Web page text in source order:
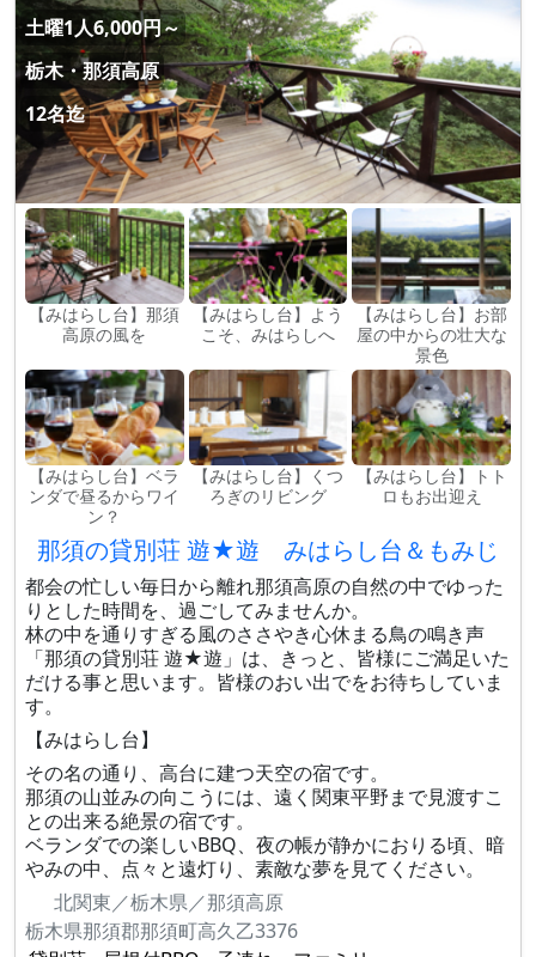
土曜1人6,000円～
栃木・那須高原
12名迄
【みはらし台】那須
高原の風を
【みはらし台】よう
こそ、みはらしへ
【みはらし台】お部
屋の中からの壮大な
景色
【みはらし台】ベラ
ンダで昼るからワイ
ン？
【みはらし台】くつ
ろぎのリビング
【みはらし台】トト
ロもお出迎え
那須の貸別荘 遊★遊 みはらし台＆もみじ
都会の忙しい毎日から離れ那須高原の自然の中でゆった
りとした時間を、過ごしてみませんか。
林の中を通りすぎる風のささやき心休まる鳥の鳴き声
「那須の貸別荘 遊★遊」は、きっと、皆様にご満足いた
だける事と思います。皆様のおい出でをお待ちしていま
す。
【みはらし台】
その名の通り、高台に建つ天空の宿です。
那須の山並みの向こうには、遠く関東平野まで見渡すこ
との出来る絶景の宿です。
ベランダでの楽しいBBQ、夜の帳が静かにおりる頃、暗
やみの中、点々と遠灯り、素敵な夢を見てください。
北関東／栃木県／那須高原
栃木県那須郡那須町高久乙3376